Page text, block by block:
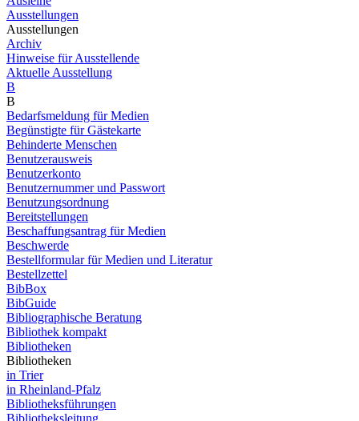
Ausstellungen
Ausstellungen
Archiv
Hinweise für Ausstellende
Aktuelle Ausstellung
B
B
Bedarfsmeldung für Medien
Begünstigte für Gästekarte
Behinderte Menschen
Benutzerausweis
Benutzerkonto
Benutzernummer und Passwort
Benutzungsordnung
Bereitstellungen
Beschaffungsantrag für Medien
Beschwerde
Bestellformular für Medien und Literatur
Bestellzettel
BibBox
BibGuide
Bibliographische Beratung
Bibliothek kompakt
Bibliotheken
Bibliotheken
in Trier
in Rheinland-Pfalz
Bibliotheksführungen
Bibliotheksleitung